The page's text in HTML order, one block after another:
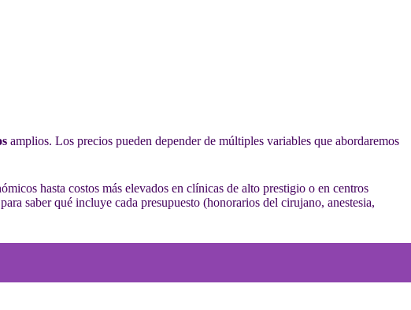
amplios. Los precios pueden depender de múltiples variables que abordaremos
hasta costos más elevados en clínicas de alto prestigio o en centros
saber qué incluye cada presupuesto (honorarios del cirujano, anestesia,